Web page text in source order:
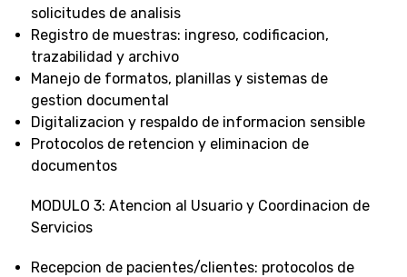
solicitudes de analisis
Registro de muestras: ingreso, codificacion,
trazabilidad y archivo
Manejo de formatos, planillas y sistemas de
gestion documental
Digitalizacion y respaldo de informacion sensible
Protocolos de retencion y eliminacion de
documentos
MODULO 3: Atencion al Usuario y Coordinacion de
Servicios
Recepcion de pacientes/clientes: protocolos de